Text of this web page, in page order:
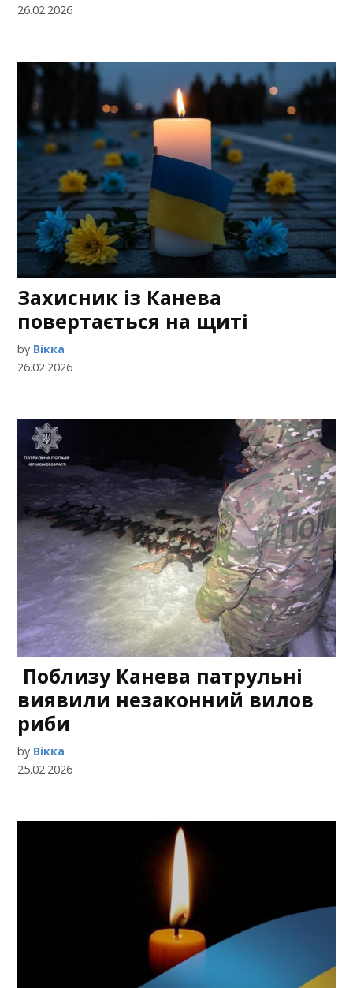
26.02.2026
Захисник із Канева
повертається на щиті
by Вікка
26.02.2026
Поблизу Канева патрульні
виявили незаконний вилов
риби
by Вікка
25.02.2026